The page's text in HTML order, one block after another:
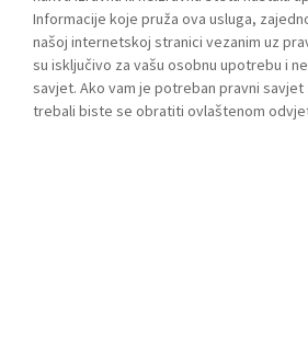
Informacije koje pruža ova usluga,
našoj internetskoj stranici vezanim uz
su isključivo za vašu osobnu upotrebu i
savjet. Ako vam je potreban pravni
trebali biste se obratiti ovlaštenom